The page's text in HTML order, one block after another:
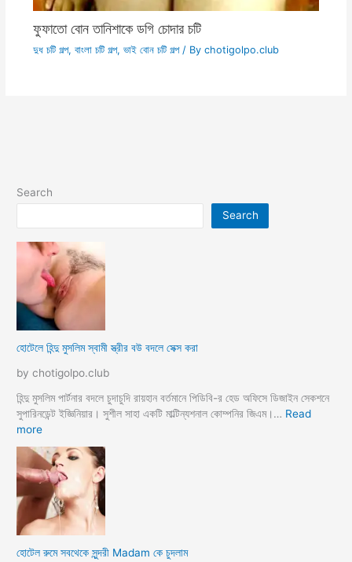
ফুফাতো বোন তানিশাকে ডগি চোদার চটি
দুধ চটি গল্প, বাংলা চটি গল্প, ভাই বোন চটি গল্প/ By chotigolpo.club
Search
Search
হোটেলে হিন্দু মুসলিম স্বামী স্ত্রীর বউ বদলে সেক্স করা
by chotigolpo.club
হিন্দু মুসলিম পার্টনার বদলে চুদাচুদি রায়হান বর্তমানে পিডিবি-র হেড অফিসে ডিজাইন সেকশনে
সুপারিনডেন্ট ইজ্ঞিনিয়ার। সুশীল সাহা একটি মাল্টিন্যশনাল কোম্পনির জিএম।… Read
more:
হো
টে
লে
ন্দু
মু
স
লি
হোটেল রুমে সবথেকে সুন্দরী Madam কে চুদলাম